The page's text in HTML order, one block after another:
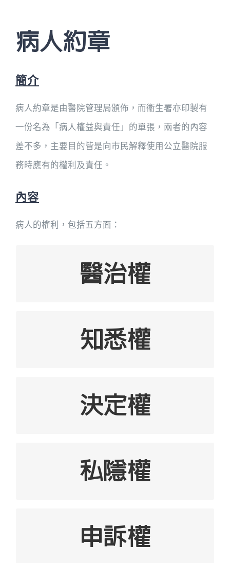
病人約章
簡介
病人約章是由醫院管理局頒佈，而衞生署亦印製有
一份名為「病人權益與責任」的單張，兩者的內容
差不多，主要目的皆是向巿民解釋使用公立醫院服
務時應有的權利及責任。
內容
病人的權利，包括五方面：
醫治權
有權得到符合現時認可標準的醫療服務
知悉權
有權知道醫院管理局提供的醫療護理服務
展、治療計劃，包括常見的問題及其他可
病人的情況下會發揮的正常作用及可能產
決定權
有權接受或拒絕任何藥物、檢驗或療法，
有權選擇是否參與醫學研究計劃
私隱權
有權就個人的私隱權、尊嚴、宗教信仰及
申訴權
有權提出申訴，並得到迅速及公允的處理